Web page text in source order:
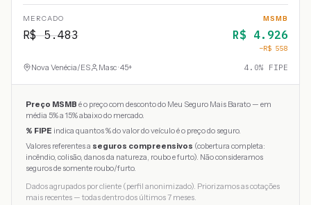
MERCADO
R$5.483
MSMB
R$ 4.926
−R$ 558
Nova Venécia/ES Masc · 45+ 4.0% FIPE
Preço MSMB é o preço com desconto do Meu Seguro Mais Barato — em
média 5% a 15% abaixo do mercado.
% FIPE indica quantos % do valor do veículo é o preço do seguro.
Valores referentes a seguros compreensivos (cobertura completa:
incêndio, colisão, danos da natureza, roubo e furto). Não consideramos
seguros de somente roubo/furto.
Dados agrupados por cliente (perfil anonimizado). Priorizamos as cotações
mais recentes — todas dentro dos últimos 7 meses.